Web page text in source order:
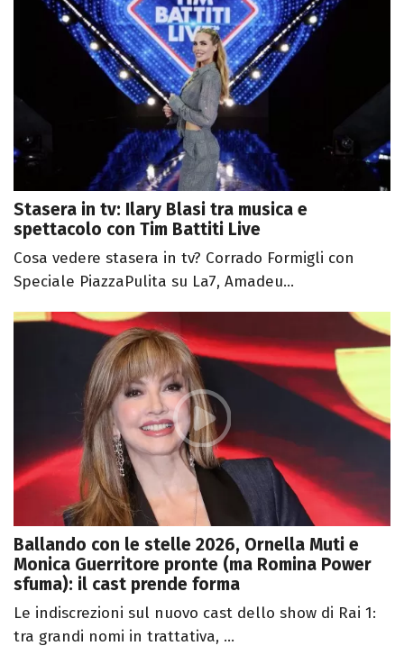
Stasera in tv: Ilary Blasi tra musica e
spettacolo con Tim Battiti Live
Cosa vedere stasera in tv? Corrado Formigli con
Speciale PiazzaPulita su La7, Amadeu...
Ballando con le stelle 2026, Ornella Muti e
Monica Guerritore pronte (ma Romina Power
sfuma): il cast prende forma
Le indiscrezioni sul nuovo cast dello show di Rai 1:
tra grandi nomi in trattativa, ...